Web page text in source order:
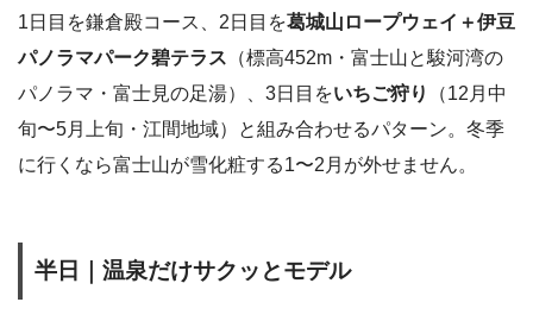
1日目を鎌倉殿コース、2日目を葛城山ロープウェイ＋伊豆
パノラマパーク碧テラス （標高452m・富士山と駿河湾の
パノラマ・富士見の足湯）、3日目をいちご狩り
（12月中
旬〜5月上旬・江間地域）と組み合わせるパターン。冬季
に行くなら富士山が雪化粧する1〜2月が外せません。
半日｜温泉だけサクッとモデル